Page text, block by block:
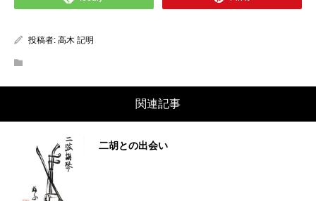
投稿者: 高木 記明
関連記事
二胡との出会い